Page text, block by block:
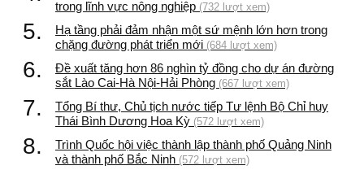
trong lĩnh vực nông nghiệp (732 lượt xem)
5.
Hạ tầng phải đảm nhận một sứ mệnh lớn hơn trong
chặng đường phát triển mới (684 lượt xem)
6.
Đề xuất tăng hơn 86 nghìn tỷ đồng cho dự án đường
sắt Lào Cai-Hà Nội-Hải Phòng (667 lượt xem)
7.
Tổng Bí thư, Chủ tịch nước tiếp Tư lệnh Bộ Chỉ huy
Thái Bình Dương Hoa Kỳ (572 lượt xem)
8.
Trình Quốc hội việc thành lập thành phố Quảng Ninh
và thành phố Bắc Ninh (572 lượt xem)